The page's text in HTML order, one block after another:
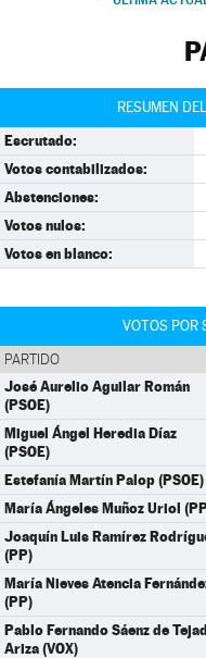
RESUMEN
Escrutado:
Votos contabilizados:
Abstenciones:
Votos nulos:
Votos en blanco:
VOTOS POR
PARTIDO
José Aurelio Aguilar Román
(PSOE)
Miguel Ángel Heredia Díaz
(PSOE)
Estefanía Martín Palop (PSOE)
María Ángeles Muñoz Uriol
Joaquín Luis Ramírez
(PP)
María Nieves Atencia
(PP)
Pablo Fernando Sáenz de
Ariza (VOX)